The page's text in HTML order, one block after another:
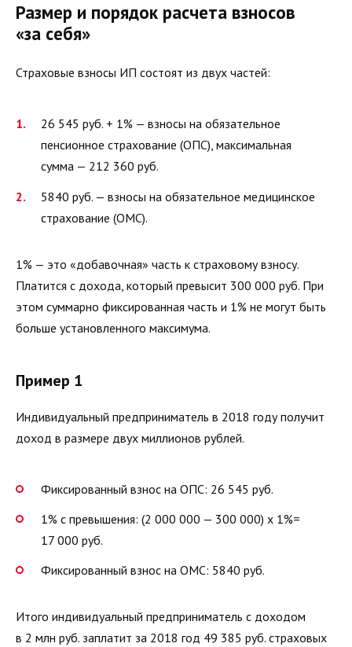
Размер и порядок расчета взносов
«за себя»
Страховые взносы ИП состоят из двух частей:
26 545 руб. + 1% — взносы на обязательное
пенсионное страхование (ОПС), максимальная
сумма — 212 360 руб.
5840 руб. — взносы на обязательное медицинское
страхование (ОМС).
1% — это «добавочная» часть к страховому взносу.
Платится с дохода, который превысит 300 000 руб. При
этом суммарно фиксированная часть и 1% не могут быть
больше установленного максимума.
Пример 1
Индивидуальный предприниматель в 2018 году получит
доход в размере двух миллионов рублей.
Фиксированный взнос на ОПС: 26 545 руб.
1% с превышения: (2 000 000 — 300 000) х 1%=
17 000 руб.
Фиксированный взнос на ОМС: 5840 руб.
Итого индивидуальный предприниматель с доходом
в 2 млн руб. заплатит за 2018 год 49 385 руб. страховых